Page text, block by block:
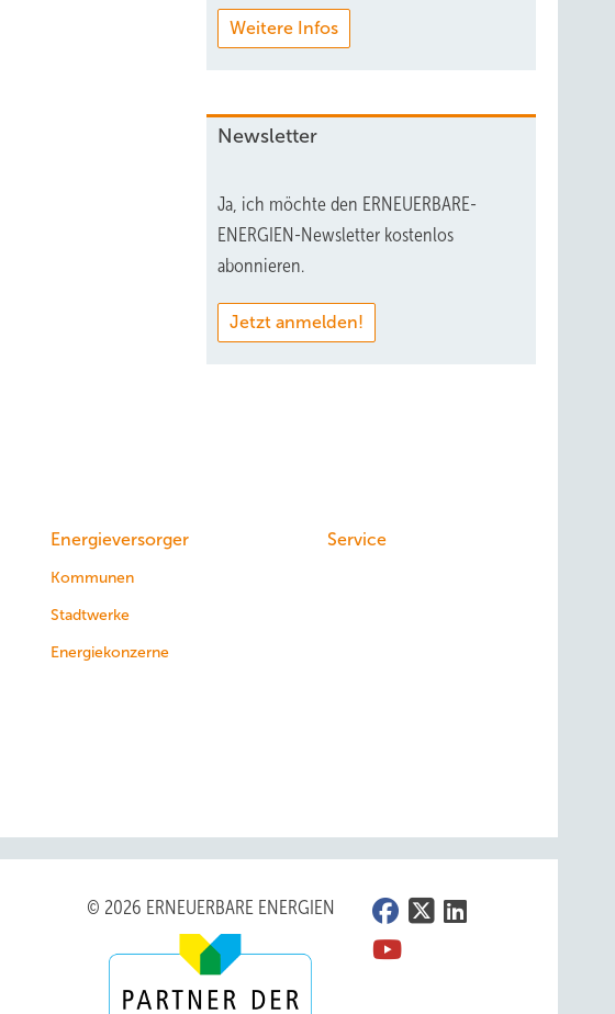
Weitere Infos
Newsletter
Ja, ich möchte den ERNEUERBARE-
ENERGIEN-Newsletter kostenlos
abonnieren.
Jetzt anmelden!
Energieversorger
Kommunen
Stadtwerke
Energiekonzerne
Service
© 2026 ERNEUERBARE ENERGIEN